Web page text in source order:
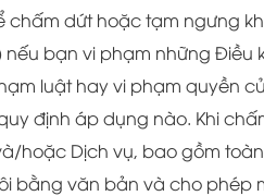
dứt hoặc tạm ngưng
bạn vi phạm những Điều
luật hay vi phạm quyền
định áp dụng nào. Khi
hoặc Dịch vụ, bao gồm
văn bản và cho phép